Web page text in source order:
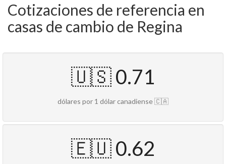
Cotizaciones de referencia en
casas de cambio de Regina
🇺🇸 0.71
dólares por 1 dólar canadiense 🇨🇦
🇪🇺 0.62